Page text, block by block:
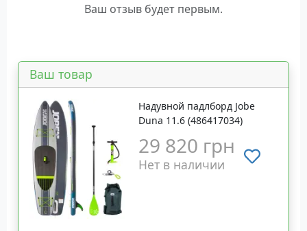
Ваш отзыв будет первым.
Ваш товар
Надувной падлборд Jobe
Duna 11.6 (486417034)
29 820 грн
Нет в наличии